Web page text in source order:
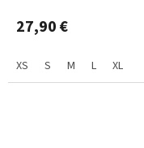
27,90 €
XS S M L XL